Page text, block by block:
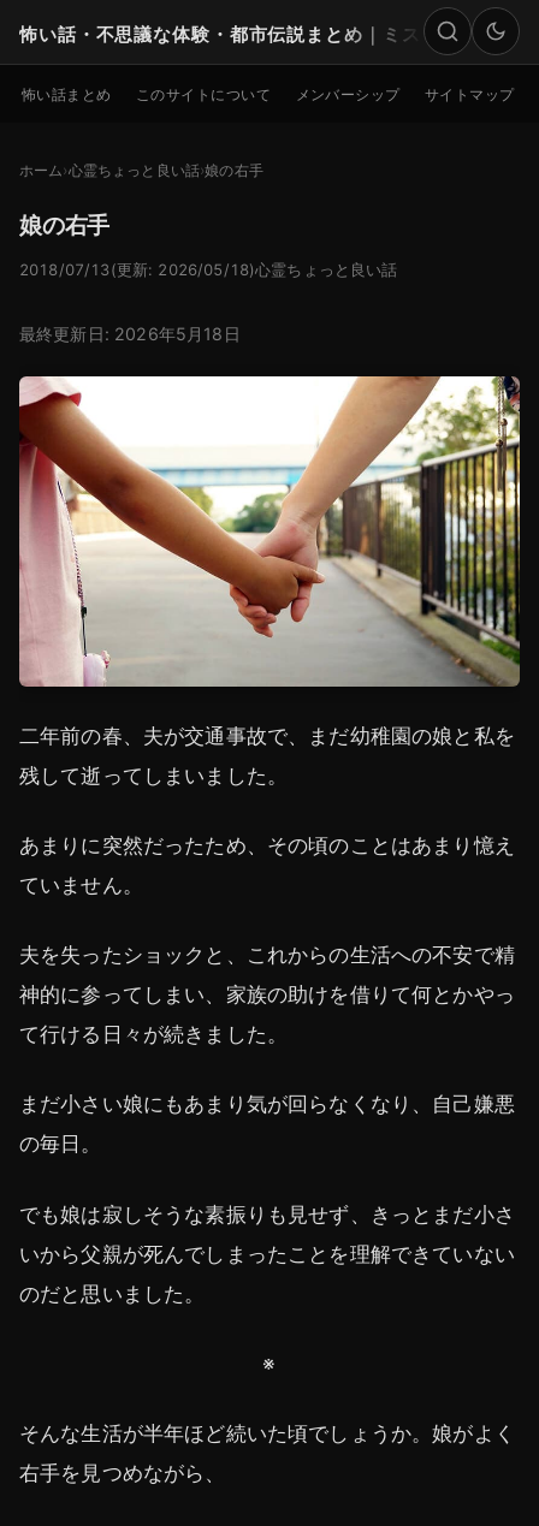
怖い話・不思議な体験・都市伝説まとめ｜ミステリー
検索
怖い話まとめ このサイトについて メンバーシップ サイトマップ
ホーム 心霊ちょっと良い話 娘の右手
娘の右手
2018/07/13(更新: 2026/05/18)心霊ちょっと良い話
最終更新日: 2026年5月18日
二年前の春、夫が交通事故で、まだ幼稚園の娘と私を
残して逝ってしまいました。
あまりに突然だったため、その頃のことはあまり憶え
ていません。
夫を失ったショックと、これからの生活への不安で精
神的に参ってしまい、家族の助けを借りて何とかやっ
て行ける日々が続きました。
まだ小さい娘にもあまり気が回らなくなり、自己嫌悪
の毎日。
でも娘は寂しそうな素振りも見せず、きっとまだ小さ
いから父親が死んでしまったことを理解できていない
のだと思いました。
※
そんな生活が半年ほど続いた頃でしょうか。娘がよく
右手を見つめながら、